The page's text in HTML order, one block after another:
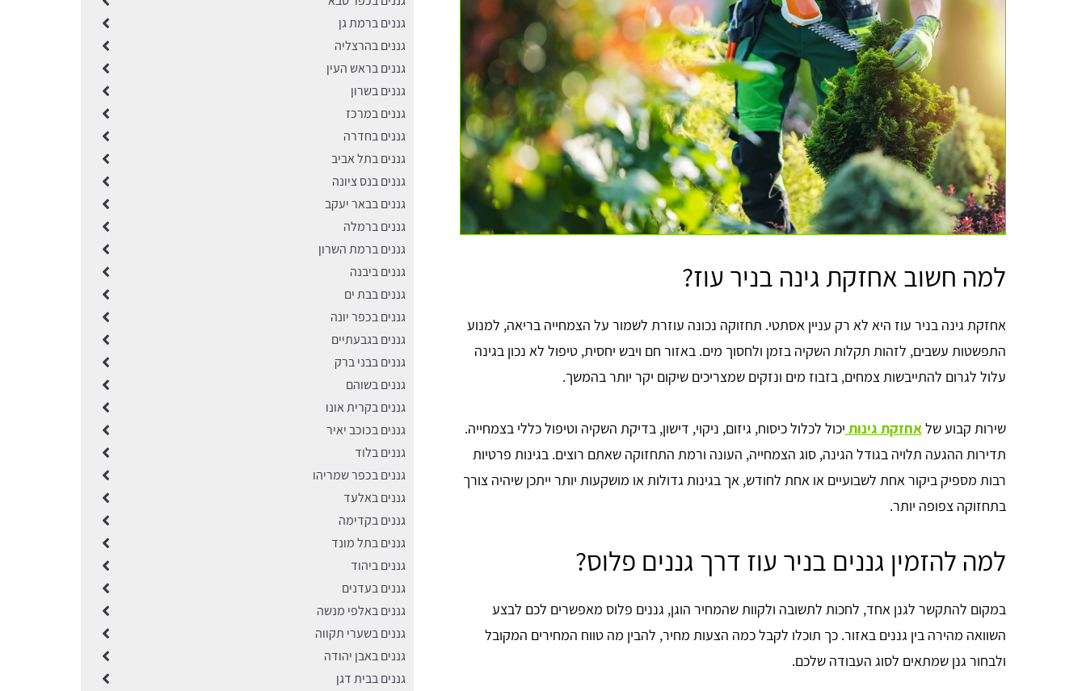
למה חשוב אחזקת גינה בניר עוז?
אחזקת גינה בניר עוז היא לא רק עניין אסתטי. תחזוקה נכונה עוזרת לשמור על הצמחייה בריאה, למנוע
התפשטות עשבים, לזהות תקלות השקיה בזמן ולחסוך מים. באזור חם ויבש יחסית, טיפול לא נכון בגינה
עלול לגרום להתייבשות צמחים, בזבוז מים ונזקים שמצריכים שיקום יקר יותר בהמשך.
שירות קבוע שלאחזקת גינות יכול לכלול כיסוח, גיזום, ניקוי, דישון, בדיקת השקיה וטיפול כללי בצמחייה.
תדירות ההגעה תלויה בגודל הגינה, סוג הצמחייה, העונה ורמת התחזוקה שאתם רוצים. בגינות פרטיות
רבות מספיק ביקור אחת לשבועיים או אחת לחודש, אך בגינות גדולות או מושקעות יותר ייתכן שיהיה צורך
בתחזוקה צפופה יותר.
למה להזמין גננים בניר עוז דרך גננים פלוס?
במקום להתקשר לגנן אחד, לחכות לתשובה ולקוות שהמחיר הוגן, גננים פלוס מאפשרים לכם לבצע
השוואה מהירה בין גננים באזור. כך תוכלו לקבל כמה הצעות מחיר, להבין מה טווח המחירים המקובל
ולבחור גנן שמתאים לסוג העבודה שלכם.
גננים ברמת גן
גננים בהרצליה
גננים בראש העין
גננים בשרון
גננים במרכז
גננים בחדרה
גננים בתל אביב
גננים בנס ציונה
גננים בבאר יעקב
גננים ברמלה
גננים ברמת השרון
גננים ביבנה
גננים בבת ים
גננים בכפר יונה
גננים בגבעתיים
גננים בבני ברק
גננים בשוהם
גננים בקרית אונו
גננים בכוכב יאיר
גננים בלוד
גננים בכפר שמריהו
גננים באלעד
גננים בקדימה
גננים בתל מונד
גננים ביהוד
גננים בעדנים
גננים באלפי מנשה
גננים בשערי תקווה
גננים באבן יהודה
גננים בבית דגן